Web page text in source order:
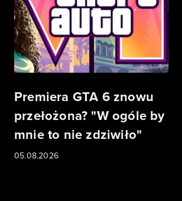
Premiera GTA 6 znowu
przełożona? "W ogóle by
mnie to nie zdziwiło"
05.08.2026